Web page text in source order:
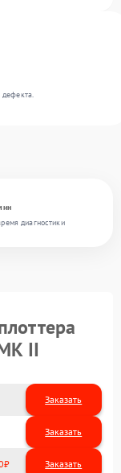
диагностики
II
Заказать
Заказать